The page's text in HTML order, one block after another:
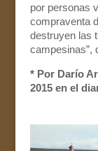
por personas
compraventa
destruyen las
campesinas”,
* Por Darío
2015 en el